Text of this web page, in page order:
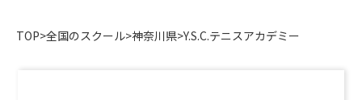
TOP>全国のスクール>神奈川県>Y.S.C.テニスアカデミー